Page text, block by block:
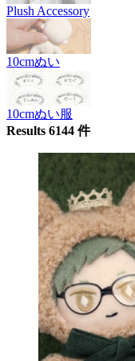
Plush Accessory
10cmぬい
10cmぬい服
Results 6144 件